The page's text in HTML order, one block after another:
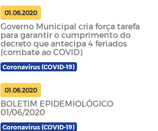
01.06.2020
Governo Municipal cria força tarefa
para garantir o cumprimento do
decreto que antecipa 4 feriados
(combate ao COVID)
Coronavírus (COVID-19)
01.06.2020
BOLETIM EPIDEMIOLÓGICO
01/06/2020
Coronavírus (COVID-19)